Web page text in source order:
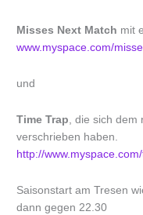
Misses Next Match mit
www.myspace.com/
und
Time Trap, die sich dem
verschrieben haben.
http://
Saisonstart am Tresen
dann gegen 22.30